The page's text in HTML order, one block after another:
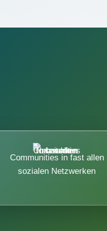
Communities in fast allen
sozialen Netzwerken